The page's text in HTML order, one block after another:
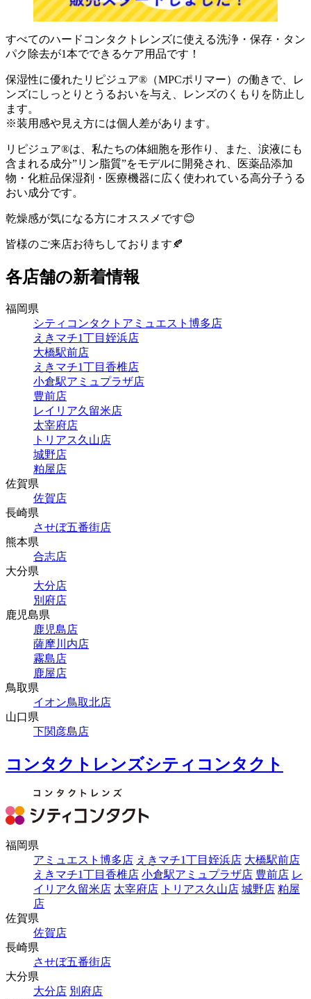
すべてのハードコンタクトレンズに使える洗浄・保存・タン
パク除去が1本でできるケア用品です！
保湿性に優れたリピジュア®（MPCポリマー）の働きで、レ
ンズにしっとりとうるおいを与え、レンズのくもりを防止し
ます。
※装用感や見え方には個人差があります。
リピジュア®は、私たちの体細胞を形作り、また、涙液にも
含まれる成分”リン脂質”をモデルに開発され、医薬品添加
物・化粧品保湿剤・医療機器に広く使われている高分子うる
おい成分です。
乾燥感が気になる方にオススメです😊
皆様のご来店お待ちしております🍂
各店舗の新着情報
福岡県
シティコンタクトアミュエスト博多店
えきマチ1丁目姪浜店
大橋駅前店
えきマチ1丁目香椎店
小倉駅アミュプラザ店
豊前店
レイリア久留米店
太宰府店
トリアス久山店
城野店
粕屋店
佐賀県
佐賀店
長崎県
させぼ五番街店
熊本県
合志店
大分県
大分店
別府店
鹿児島県
鹿児島店
薩摩川内店
霧島店
鹿屋店
鳥取県
イオン鳥取北店
山口県
下関彦島店
コンタクトレンズシティコンタクト
福岡県
アミュエスト博多店 えきマチ1丁目姪浜店 大橋駅前店
えきマチ1丁目香椎店 小倉駅アミュプラザ店 豊前店 レ
イリア久留米店 太宰府店 トリアス久山店 城野店 粕屋
店
佐賀県
佐賀店
長崎県
させぼ五番街店
大分県
大分店 別府店